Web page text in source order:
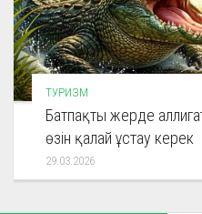
ТУРИЗМ
Батпақты жерде
өзін қалай ұстау керек
29.03.2026